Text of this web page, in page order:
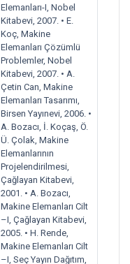
Elemanları-I, Nobel
Kitabevi, 2007. • E.
Koç, Makine
Elemanları Çözümlü
Problemler, Nobel
Kitabevi, 2007. • A.
Çetin Can, Makine
Elemanları Tasarımı,
Birsen Yayınevi, 2006. •
A. Bozacı, İ. Koçaş, Ö.
Ü. Çolak, Makine
Elemanlarının
Projelendirilmesi,
Çağlayan Kitabevi,
2001. • A. Bozacı,
Makine Elemanları Cilt
–I, Çağlayan Kitabevi,
2005. • H. Rende,
Makine Elemanları Cilt
–I, Seç Yayın Dağıtım,